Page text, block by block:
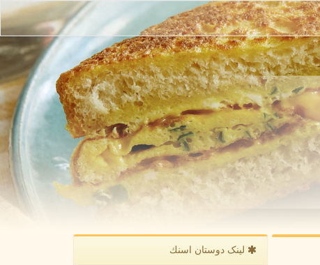
لینک دوستان اسنك